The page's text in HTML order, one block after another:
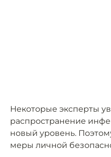
Некоторые эксперты
распространение
новый уровень.
меры личной